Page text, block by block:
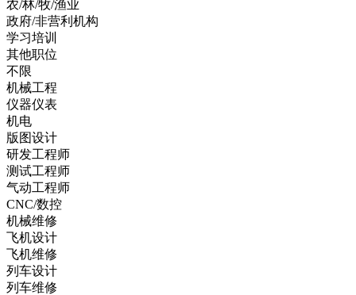
农/林/牧/渔业
政府/非营利机构
学习培训
其他职位
不限
机械工程
仪器仪表
机电
版图设计
研发工程师
测试工程师
气动工程师
CNC/数控
机械维修
飞机设计
飞机维修
列车设计
列车维修